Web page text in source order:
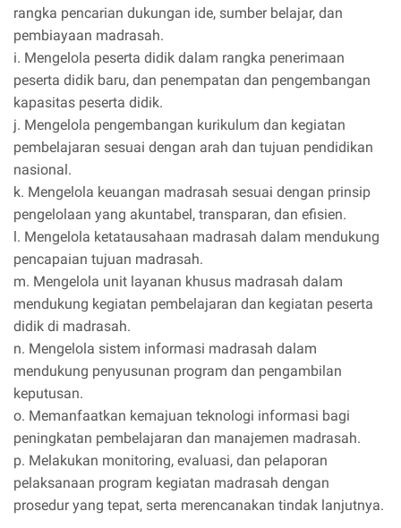
rangka pencarian dukungan ide, sumber belajar, dan
pembiayaan madrasah.
i. Mengelola peserta didik dalam rangka penerimaan
peserta didik baru, dan penempatan dan pengembangan
kapasitas peserta didik.
j. Mengelola pengembangan kurikulum dan kegiatan
pembelajaran sesuai dengan arah dan tujuan pendidikan
nasional.
k. Mengelola keuangan madrasah sesuai dengan prinsip
pengelolaan yang akuntabel, transparan, dan efisien.
l. Mengelola ketatausahaan madrasah dalam mendukung
pencapaian tujuan madrasah.
m. Mengelola unit layanan khusus madrasah dalam
mendukung kegiatan pembelajaran dan kegiatan peserta
didik di madrasah.
n. Mengelola sistem informasi madrasah dalam
mendukung penyusunan program dan pengambilan
keputusan.
o. Memanfaatkan kemajuan teknologi informasi bagi
peningkatan pembelajaran dan manajemen madrasah.
p. Melakukan monitoring, evaluasi, dan pelaporan
pelaksanaan program kegiatan madrasah dengan
prosedur yang tepat, serta merencanakan tindak lanjutnya.